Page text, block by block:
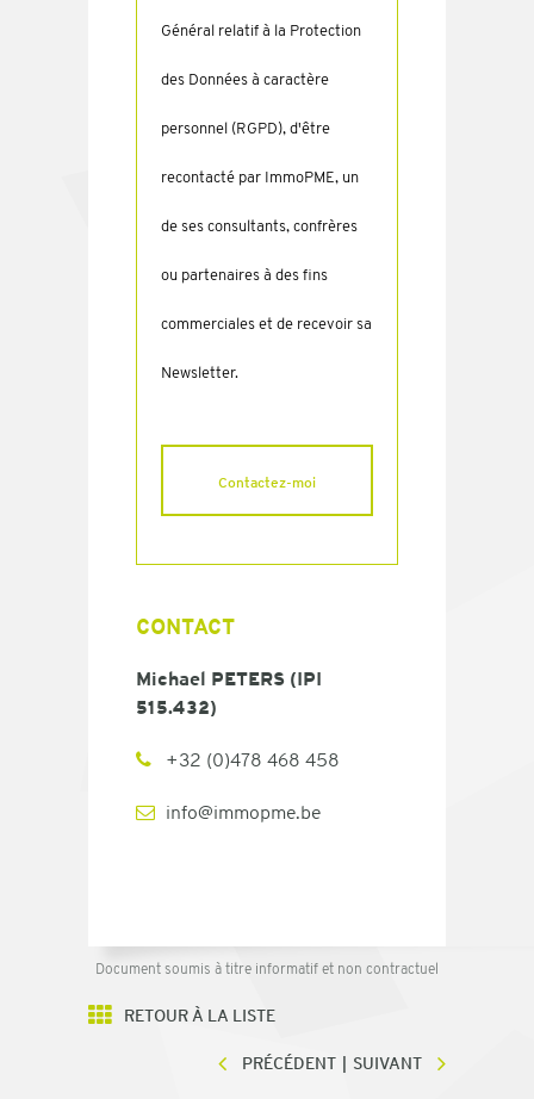
Général relatif à la Protection
des Données à caractère
personnel (RGPD), d'être
recontacté par ImmoPME, un
de ses consultants, confrères
ou partenaires à des fins
commerciales et de recevoir sa
Newsletter.
CONTACT
Michael PETERS (IPI
515.432)
+32 (0)478 468 458
info@immopme.be
Document soumis à titre informatif et non contractuel
RETOUR À LA LISTE
PRÉCÉDENT SUIVANT